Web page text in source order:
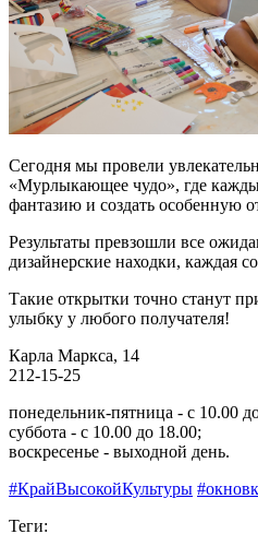
Сегодня мы провели
«Мурлыкающее чудо», где
фантазию и создать особенную
Результаты превзошли все
дизайнерские находки, каждая
Такие открытки точно станут
улыбку у любого получателя!
Карла Маркса, 14
212-15-25
понедельник-пятница - с 10.00
суббота - с 10.00 до 18.00;
воскресенье - выходной день.
#КрайВысокойКультуры
Теги: